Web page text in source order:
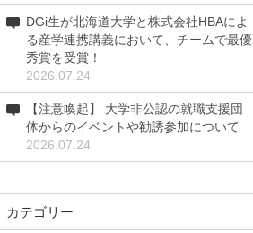
DGi生が北海道大学と株式会社HBAによ
る産学連携講義において、チームで最優
秀賞を受賞！
2026.07.24
【注意喚起】 大学非公認の就職支援団
体からのイベントや勧誘参加について
2026.07.24
カテゴリー